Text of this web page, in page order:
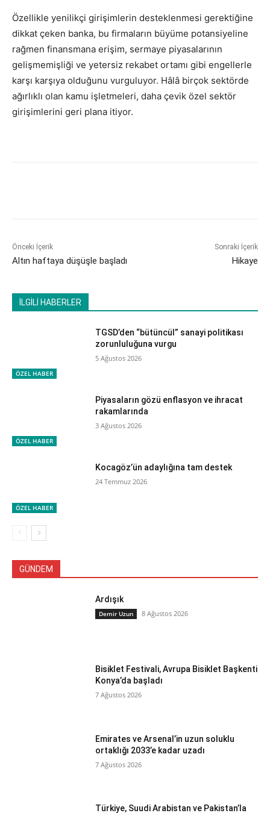
Özellikle yenilikçi girişimlerin desteklenmesi gerektiğine
dikkat çeken banka, bu firmaların büyüme potansiyeline
rağmen finansmana erişim, sermaye piyasalarının
gelişmemişliği ve yetersiz rekabet ortamı gibi engellerle
karşı karşıya olduğunu vurguluyor. Hâlâ birçok sektörde
ağırlıklı olan kamu işletmeleri, daha çevik özel sektör
girişimlerini geri plana itiyor.
Önceki İçerik
Altın haftaya düşüşle başladı
Sonraki İçerik
Hikaye
İLGİLİ HABERLER
ÖZEL HABER
TGSD’den “bütüncül” sanayi politikası
zorunluluğuna vurgu
5 Ağustos 2026
ÖZEL HABER
Piyasaların gözü enflasyon ve ihracat
rakamlarında
3 Ağustos 2026
ÖZEL HABER
Kocagöz’ün adaylığına tam destek
24 Temmuz 2026
GÜNDEM
Ardışık
Demir Uzun 8 Ağustos 2026
Bisiklet Festivali, Avrupa Bisiklet Başkenti
Konya’da başladı
7 Ağustos 2026
Emirates ve Arsenal’in uzun soluklu
ortaklığı 2033’e kadar uzadı
7 Ağustos 2026
Türkiye, Suudi Arabistan ve Pakistan’la